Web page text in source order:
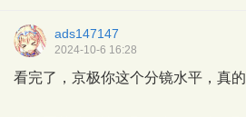
ads147147
2024-10-6 16:28
看完了，京极你这个分镜水平，真的